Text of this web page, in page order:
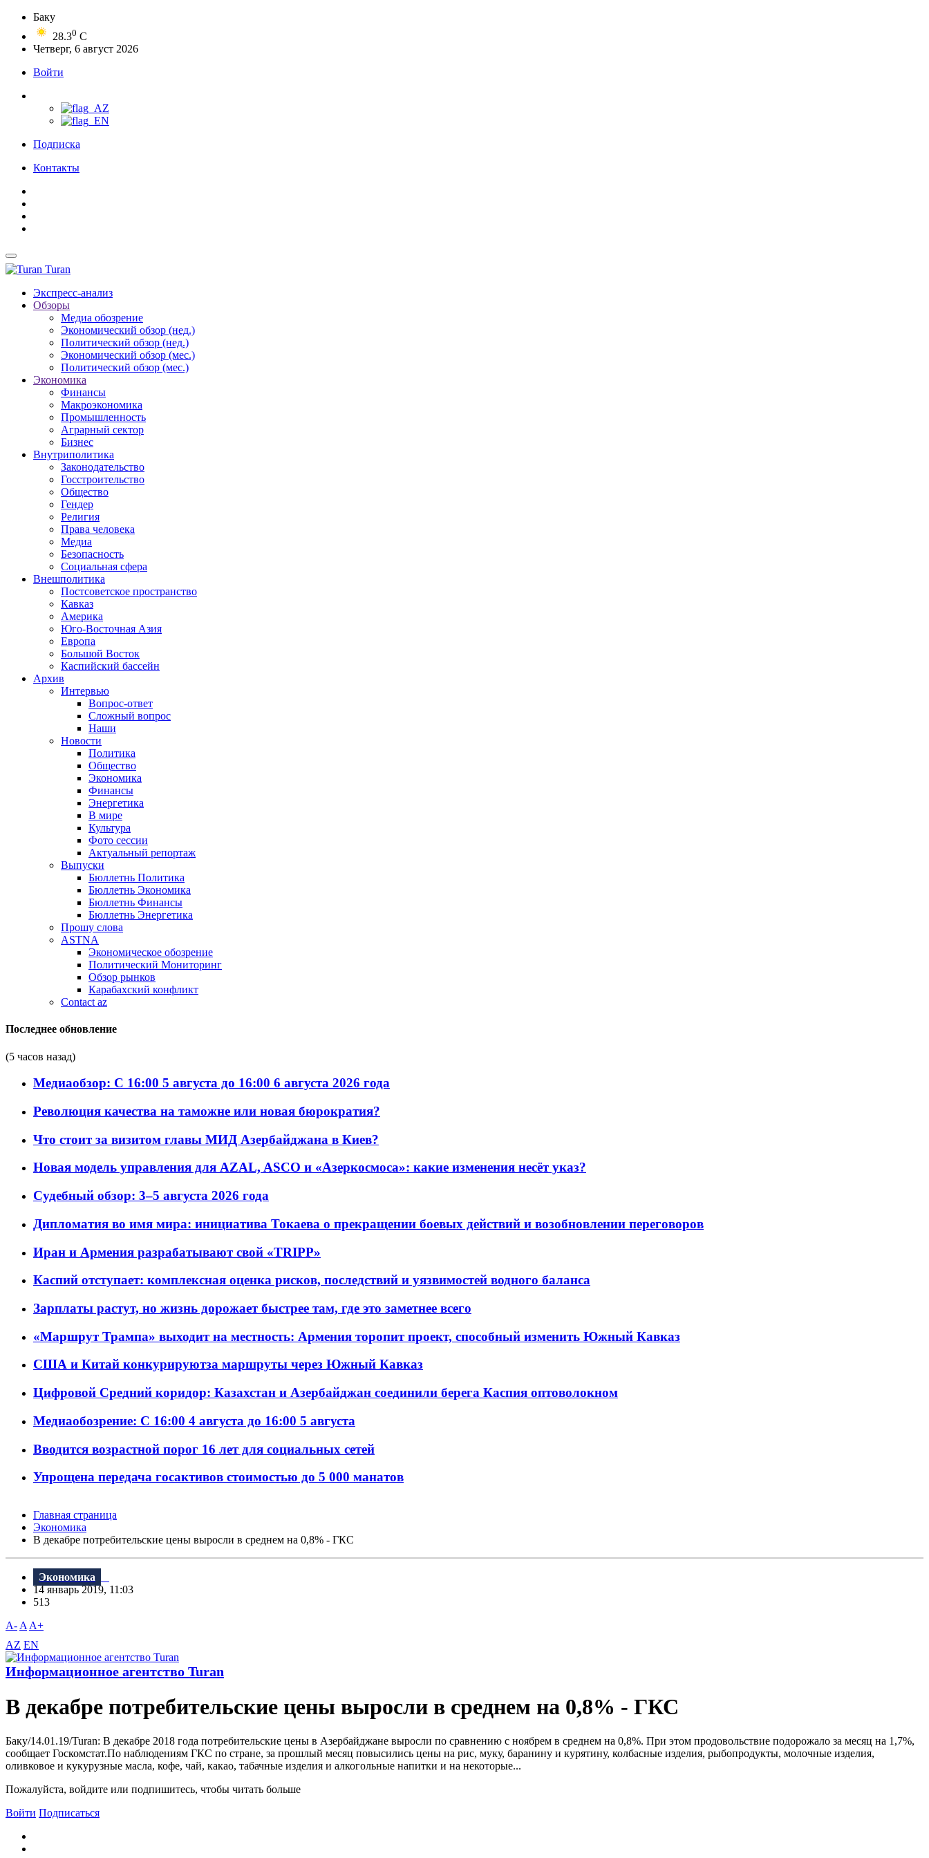
Баку
28.30 C
Четверг, 6 август 2026
Войти
Подписка
Контакты
Turan
Экспресс-анализ
Обзоры
Медиа обозрение
Экономический обзор (нед.)
Политический обзор (нед.)
Экономический обзор (мес.)
Политический обзор (мес.)
Экономика
Финансы
Макроэкономика
Промышленность
Аграрный сектор
Бизнес
Внутриполитика
Законодательство
Госстроительство
Общество
Гендер
Религия
Права человека
Медиа
Безопасность
Социальная сфера
Внешполитика
Постсоветское пространство
Кавказ
Америка
Юго-Восточная Азия
Европа
Большой Восток
Каспийский бассейн
Архив
Интервью
Вопрос-ответ
Сложный вопрос
Наши
Новости
Политика
Общество
Экономика
Финансы
Энергетика
В мире
Культура
Фото сессии
Актуальный репортаж
Выпуски
Бюллетнь Политика
Бюллетнь Экономика
Бюллетнь Финансы
Бюллетнь Энергетика
Прошу слова
ASTNA
Экономическое обозрение
Политический Мониторинг
Обзор рынков
Карабахский конфликт
Contact az
Последнее обновление
(5 часов назад)
Медиаобзор: С 16:00 5 августа до 16:00 6 августа 2026 года
Революция качества на таможне или новая бюрократия?
Что стоит за визитом главы МИД Азербайджана в Киев?
Новая модель управления для AZAL, ASCO и «Азеркосмоса»: какие изменения несёт указ?
Судебный обзор: 3–5 августа 2026 года
Дипломатия во имя мира: инициатива Токаева о прекращении боевых действий и возобновлении переговоров
Иран и Армения разрабатывают свой «TRIPP»
Каспий отступает: комплексная оценка рисков, последствий и уязвимостей водного баланса
Зарплаты растут, но жизнь дорожает быстрее там, где это заметнее всего
«Маршрут Трампа» выходит на местность: Армения торопит проект, способный изменить Южный Кавказ
США и Китай конкурируютза маршруты через Южный Кавказ
Цифровой Средний коридор: Казахстан и Азербайджан соединили берега Каспия оптоволокном
Медиаобозрение: С 16:00 4 августа до 16:00 5 августа
Вводится возрастной порог 16 лет для социальных сетей
Упрощена передача госактивов стоимостью до 5 000 манатов
Главная страница
Экономика
В декабре потребительские цены выросли в среднем на 0,8% - ГКС
Экономика
14 январь 2019, 11:03
513
A- A A+
AZ EN
Информационное агентство Turan
В декабре потребительские цены выросли в среднем на 0,8% - ГКС
Баку/14.01.19/Turan: B декабре 2018 года потребительские цены в Азербайджане выросли по сравнению с ноябрем в среднем на 0,8%. При этом продовольствие подорожало за месяц на 1,7%,
сообщает Госкомстат.По наблюдениям ГКС по стране, за прошлый месяц повысились цены на рис, муку, баранину и курятину, колбасные изделия, рыбопродукты, молочные изделия,
оливковое и кукурузные масла, кофе, чай, какао, табачные изделия и алкогольные напитки и на некоторые...
Пожалуйста, войдите или подпишитесь, чтобы читать больше
Войти Подписаться